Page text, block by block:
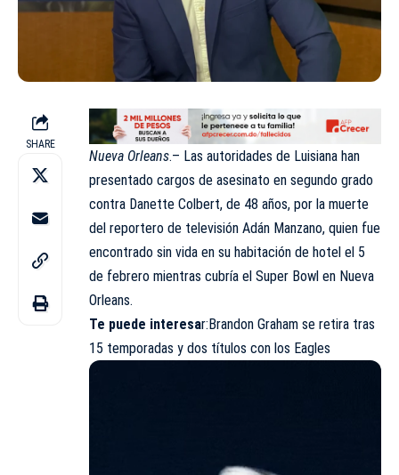
SHARE
Nueva Orleans.– Las autoridades de Luisiana han
presentado cargos de asesinato en segundo grado
contra Danette Colbert, de 48 años, por la muerte
del reportero de televisión Adán Manzano, quien fue
encontrado sin vida en su habitación de hotel el 5
de febrero mientras cubría el Super Bowl en Nueva
Orleans.
Te puede interesar: Brandon Graham se retira tras
15 temporadas y dos títulos con los Eagles